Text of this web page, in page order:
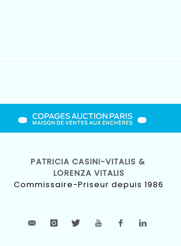
PATRICIA CASINI-VITALIS &
LORENZA VITALIS
Commissaire-Priseur depuis 1986